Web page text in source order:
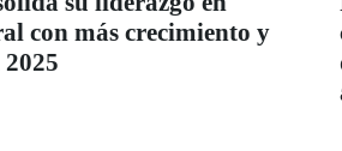
con más crecimiento y
2025